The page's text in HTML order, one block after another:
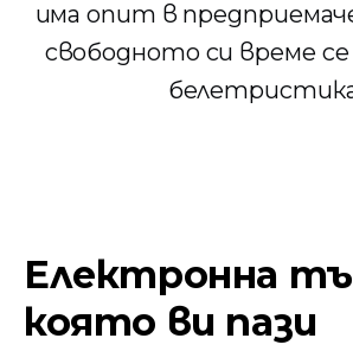
има опит в
свободното си време се
Електронна
която ви пази